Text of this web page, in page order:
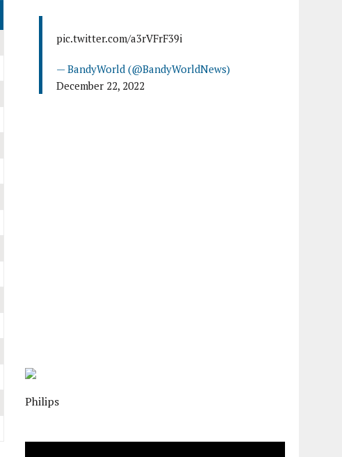
pic.twitter.com/a3rVFrF39i
— BandyWorld (@BandyWorldNews)
December 22, 2022
Philips